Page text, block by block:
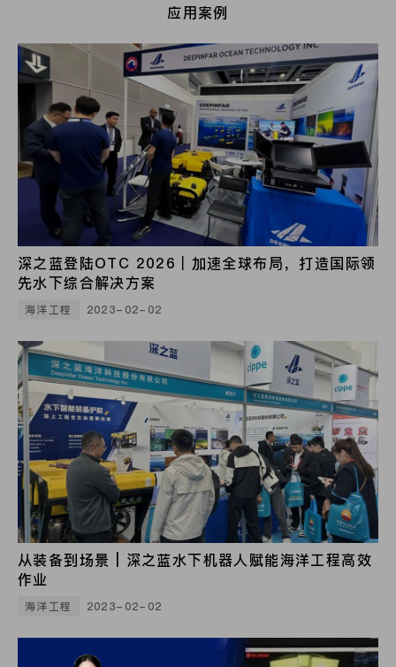
应用案例
深之蓝登陆OTC 2026｜加速全球布局，打造国际领
先水下综合解决方案
海洋工程 2023-02-02
从装备到场景 | 深之蓝水下机器人赋能海洋工程高效
作业
海洋工程 2023-02-02